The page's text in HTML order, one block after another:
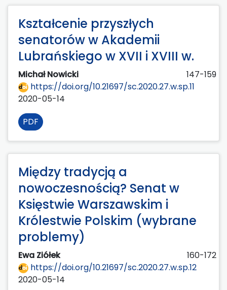
Kształcenie przyszłych
senatorów w Akademii
Lubrańskiego w XVII i XVIII w.
Michał Nowicki
147-159
https://doi.org/10.21697/sc.2020.27.w.sp.11
2020-05-14
PDF
Między tradycją a
nowoczesnością? Senat w
Księstwie Warszawskim i
Królestwie Polskim (wybrane
problemy)
Ewa Ziółek
160-172
https://doi.org/10.21697/sc.2020.27.w.sp.12
2020-05-14